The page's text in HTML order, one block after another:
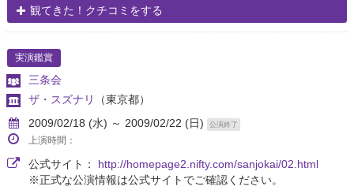
観てきた！クチコミをする
実演鑑賞
三条会
ザ・スズナリ
（東京都）
2009/02/18 (水) ～ 2009/02/22 (日)
公演終了
上演時間：
公式サイト： http://homepage2.nifty.com/sanjokai/02.html
※正式な公演情報は公式サイトでご確認ください。